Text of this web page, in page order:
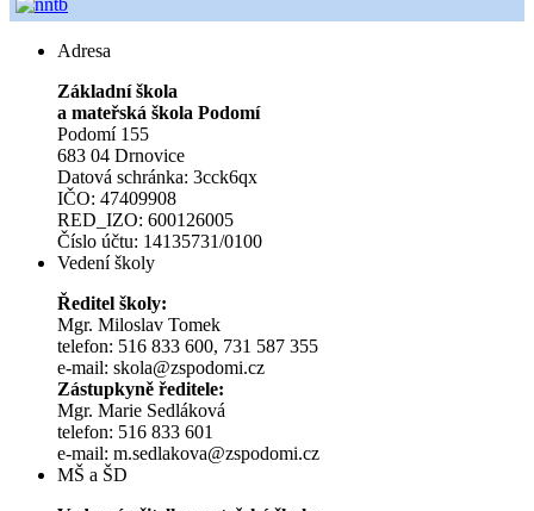
Adresa
Základní škola
a mateřská škola Podomí
Podomí 155
683 04 Drnovice
Datová schránka: 3cck6qx
IČO: 47409908
RED_IZO: 600126005
Číslo účtu: 14135731/0100
Vedení školy
Ředitel školy:
Mgr. Miloslav Tomek
telefon: 516 833 600, 731 587 355
e-mail: skola@zspodomi.cz
Zástupkyně ředitele:
Mgr. Marie Sedláková
telefon: 516 833 601
e-mail: m.sedlakova@zspodomi.cz
MŠ a ŠD